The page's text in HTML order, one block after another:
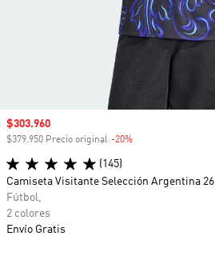
Precio de venta
$303.960
$379.950 Precio original -20%
(145)
Camiseta Visitante Selección Argentina 26
Fútbol,
2 colores
Envío Gratis